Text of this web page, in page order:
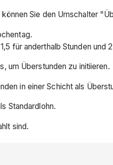
Sie den Umschalter
für anderthalb Stunden
um Überstunden zu initiieren.
in einer Schicht als
Standardlohn.
sind.